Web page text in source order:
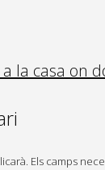
a la casa on
Els camps